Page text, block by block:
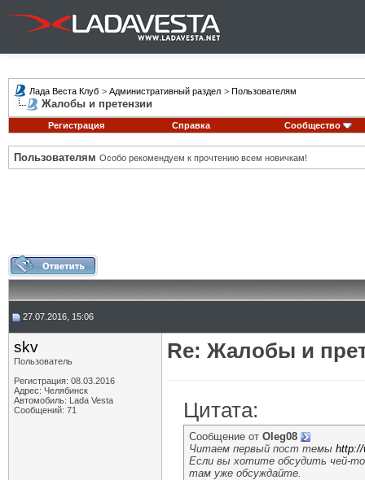
Лада Веста Клуб > Административный раздел > Пользователям
Жалобы и претензии
Регистрация Справка Сообщество
Пользователям Особо рекомендуем к прочтению всем новичкам!
27.07.2016, 15:06
skv
Пользователь
Регистрация: 08.03.2016
Адрес: Челябинск
Автомобиль: Lada Vesta
Сообщений: 71
Re: Жалобы и
Цитата:
Сообщение от Oleg08
Читаем первый пост темы http://
Если вы хотите обсудить чей-
там уже обсуждайте.